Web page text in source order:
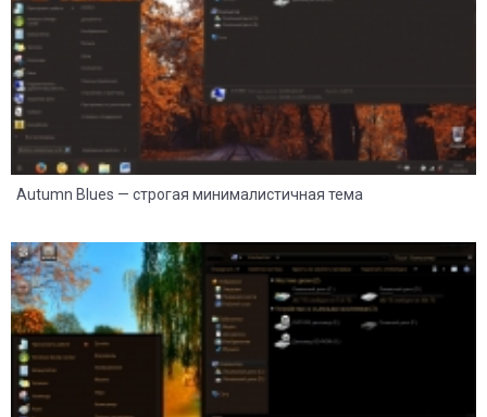
Autumn Blues — строгая минималистичная тема
33 14